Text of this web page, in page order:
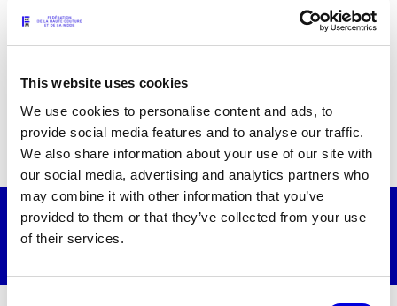
This website uses cookies
We use cookies to personalise content and ads, to
provide social media features and to analyse our traffic.
We also share information about your use of our site with
our social media, advertising and analytics partners who
may combine it with other information that you’ve
provided to them or that they’ve collected from your use
of their services.
Les événements de la maison
30 septembre 2026 15:00
Magazine - Insider